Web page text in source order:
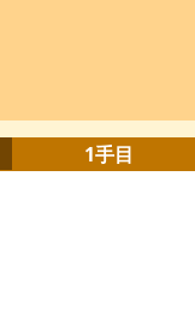
1手目